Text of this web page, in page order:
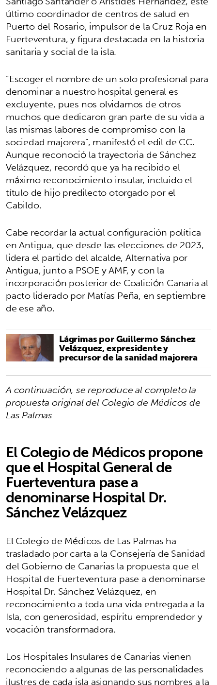
último coordinador de centros de salud en
Puerto del Rosario, impulsor de la Cruz Roja en
Fuerteventura, y figura destacada en la historia
sanitaria y social de la isla.
“Escoger el nombre de un solo profesional para
denominar a nuestro hospital general es
excluyente, pues nos olvidamos de otros
muchos que dedicaron gran parte de su vida a
las mismas labores de compromiso con la
sociedad majorera”, manifestó el edil de CC.
Aunque reconoció la trayectoria de Sánchez
Velázquez, recordó que ya ha recibido el
máximo reconocimiento insular, incluido el
título de hijo predilecto otorgado por el
Cabildo.
Cabe recordar la actual configuración política
en Antigua, que desde las elecciones de 2023,
lidera el partido del alcalde, Alternativa por
Antigua, junto a PSOE y AMF, y con la
incorporación posterior de Coalición Canaria al
pacto liderado por Matías Peña, en septiembre
de ese año.
Lágrimas por Guillermo Sánchez
Velázquez, expresidente y
precursor de la sanidad majorera
A continuación, se reproduce al completo la
propuesta original del Colegio de Médicos de
Las Palmas
El Colegio de Médicos propone
que el Hospital General de
Fuerteventura pase a
denominarse Hospital Dr.
Sánchez Velázquez
El Colegio de Médicos de Las Palmas ha
trasladado por carta a la Consejería de Sanidad
del Gobierno de Canarias la propuesta que el
Hospital de Fuerteventura pase a denominarse
Hospital Dr. Sánchez Velázquez, en
reconocimiento a toda una vida entregada a la
Isla, con generosidad, espíritu emprendedor y
vocación transformadora.
Los Hospitales Insulares de Canarias vienen
reconociendo a algunas de las personalidades
ilustres de cada isla asignando sus nombres a la